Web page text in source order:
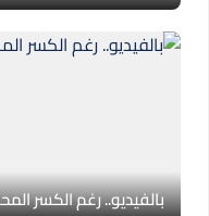
بالفيديو.. رغم الكسر